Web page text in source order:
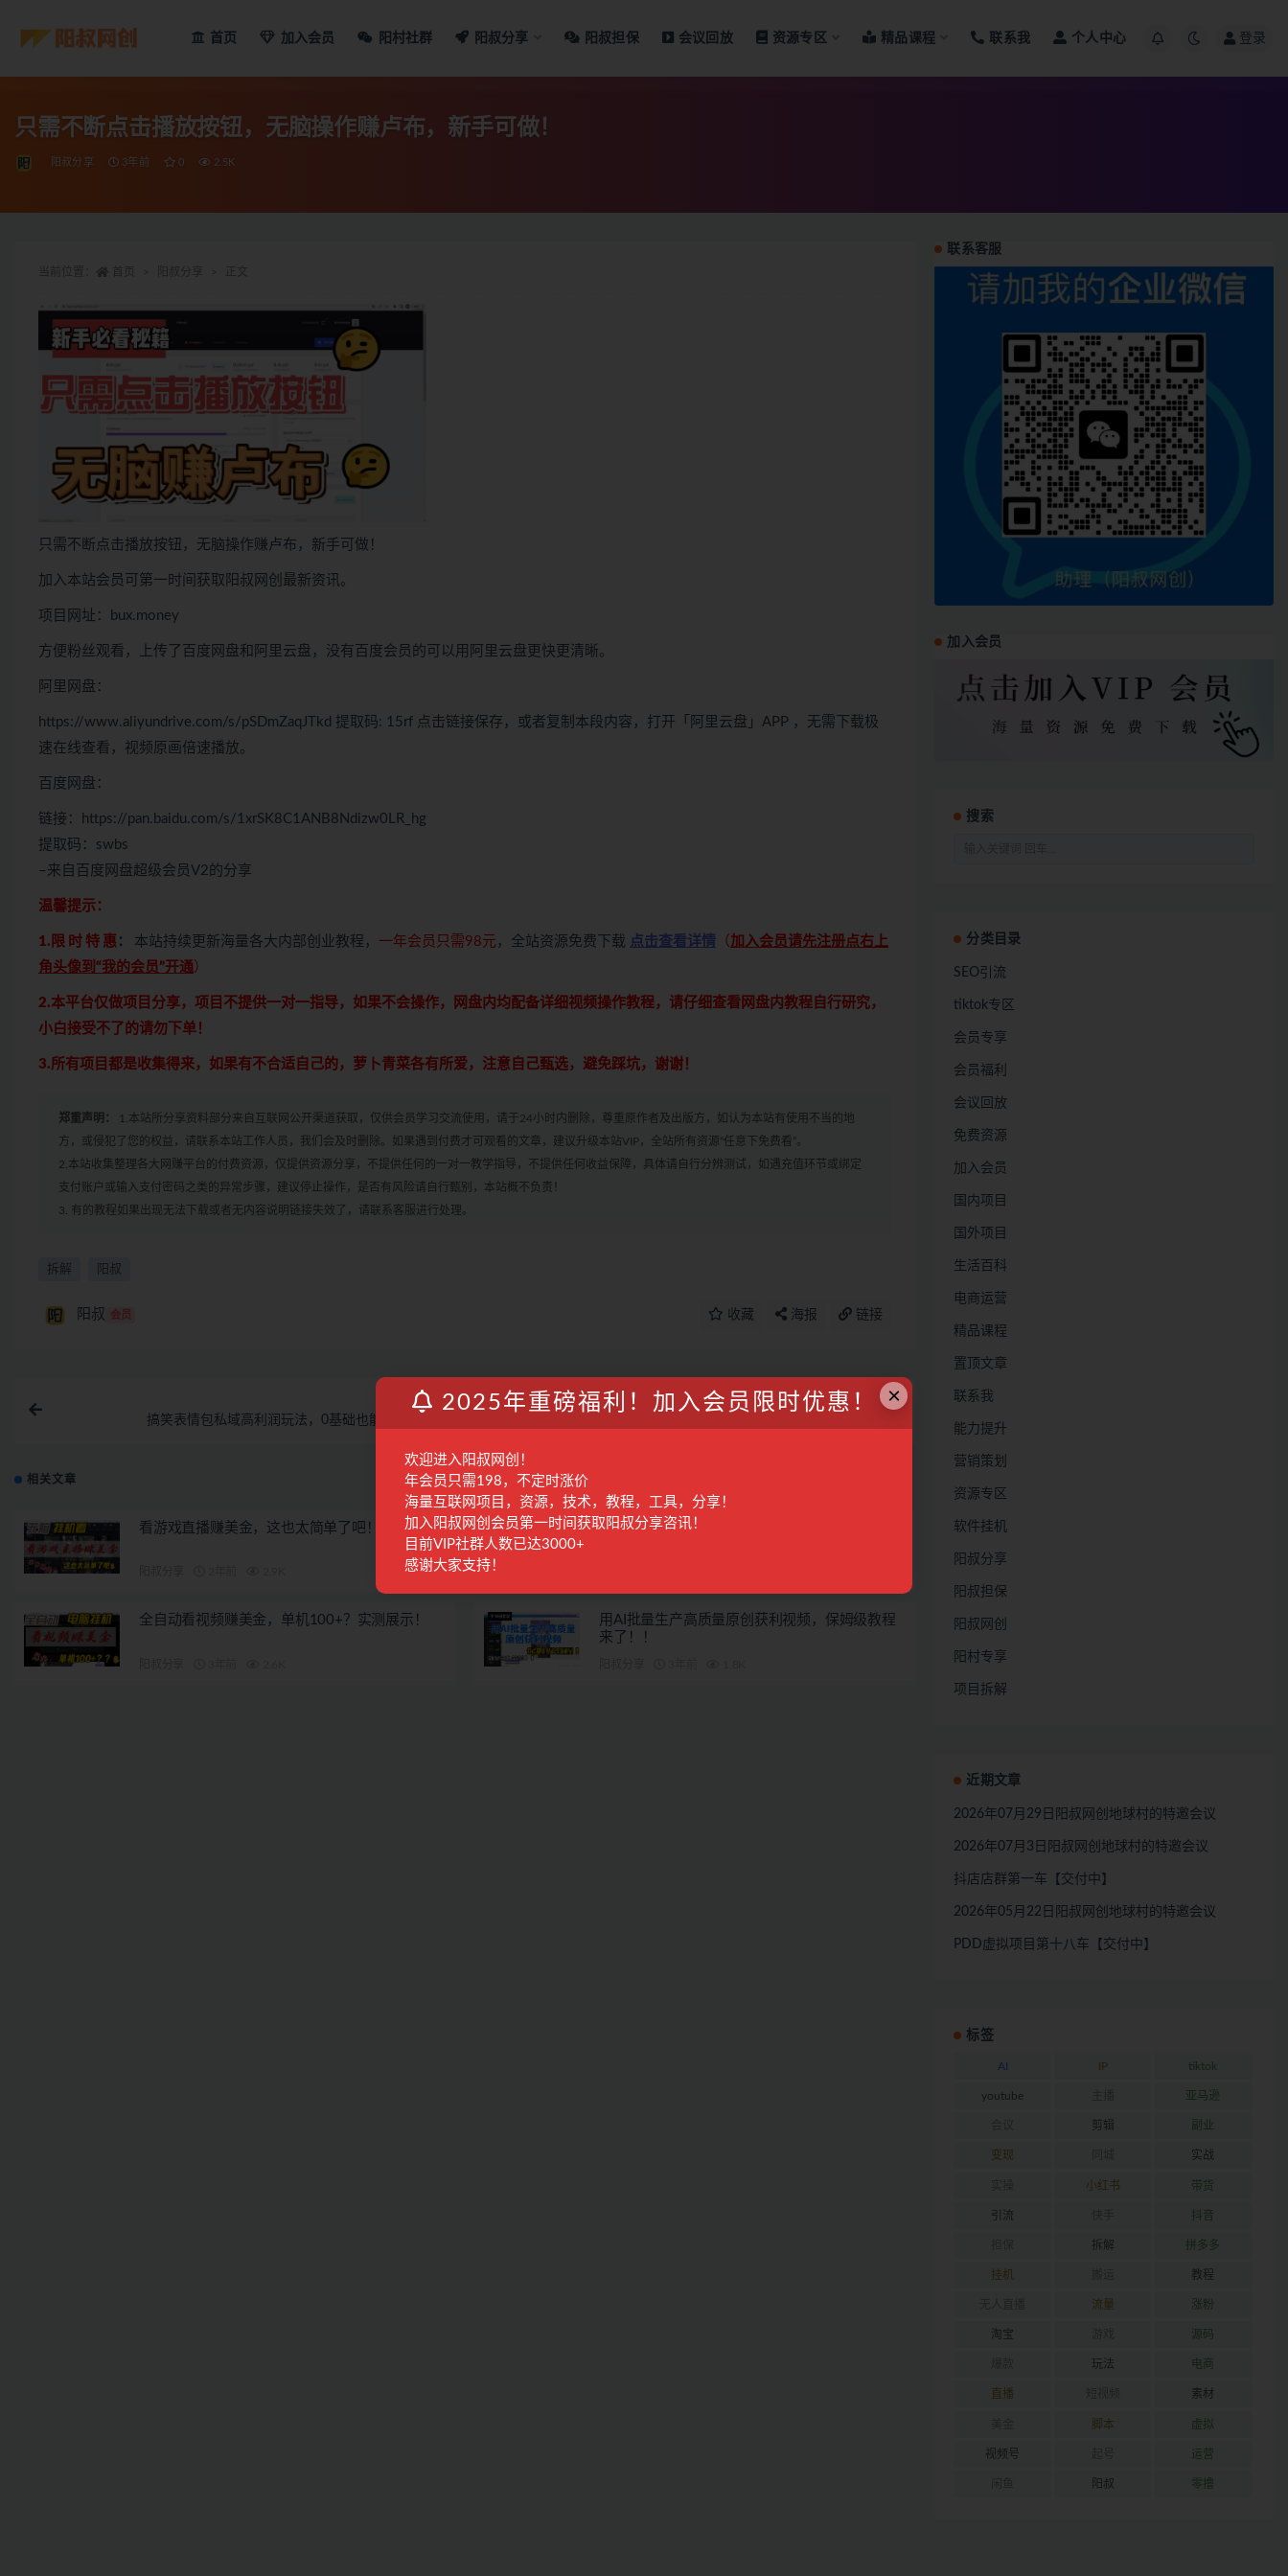
首页 加入会员 阳村社群 阳叔分享 阳叔担保 会议回放 资源专区 精品课程 联系我 个人中心 登录
只需不断点击播放按钮，无脑操作赚卢布，新手可做！
阳叔分享 3年前 0 2.5K
只需不断点击播放按钮，无脑操作赚卢布，新手可做！
加入本站会员可第一时间获取阳叔网创最新资讯。
项目网址：bux.money
方便粉丝观看，上传了百度网盘和阿里云盘，没有百度会员的可以用阿里云盘更快更清晰。
阿里网盘：
https://www.aliyundrive.com/s/pSDmZaqJTkd 提取码: 15rf 点击链接保存，或者复制本段内容，打开「阿里云盘」APP ，无需下载极
速在线查看，视频原画倍速播放。
百度网盘：
链接：https://pan.baidu.com/s/1xrSK8C1ANB8Ndizw0LR_hg
提取码：swbs
–来自百度网盘超级会员V2的分享
温馨提示：
1.限 时 特 惠 ： 本站持续更新海量各大内部创业教程， 一年会员只需98元 ，全站资源免费下载 点击查看详情 （ 加入会员请先注册点右上
角头像到“我的会员”开通 ）
2.本平台仅做项目分享，项目不提供一对一指导，如果不会操作，网盘内均配备详细视频操作教程，请仔细查看网盘内教程自行研究，
小白接受不了的请勿下单！
3.所有项目都是收集得来，如果有不合适自己的，萝卜青菜各有所爱，注意自己甄选，避免踩坑，谢谢！
郑重声明：
1.本站所分享资料部分来自互联网公开渠道获取，仅供会员学习交流使用，请于24小时内删除，尊重原作者及出版方，如认为本站有使用不当的地
方，或侵犯了您的权益，请联系本站工作人员，我们会及时删除。如果遇到付费才可观看的文章，建议升级本站VIP，全站所有资源“任意下免费看”。
2.本站收集整理各大网赚平台的付费资源，仅提供资源分享，不提供任何的一对一教学指导，不提供任何收益保障，具体请自行分辨测试，如遇充值环节或绑定
支付账户或输入支付密码之类的异常步骤，建议停止操作，是否有风险请自行甄别，本站概不负责！
3. 有的教程如果出现无法下载或者无内容说明链接失效了，请联系客服进行处理。
拆解 阳叔
阳叔 会员 收藏 海报 链接
上一篇
搞笑表情包私域高利润玩法，0基础也能日入200+
下一篇
相关文章
看游戏直播赚美金，这也太简单了吧！ 点击邮件赚美金，就是这么无脑！
全自动看视频赚美金，单机100+？实测展示！
用AI批量生产高质量原创获利视频，保姆级教程
来了！！
联系客服
加入会员
搜索
分类目录
SEO引流
tiktok专区
会员专享
会员福利
会议回放
免费资源
加入会员
国内项目
国外项目
生活百科
电商运营
精品课程
置顶文章
联系我
能力提升
营销策划
资源专区
软件挂机
阳叔分享
阳叔担保
阳叔网创
阳村专享
项目拆解
近期文章
2026年07月29日阳叔网创地球村的特邀会议
2026年07月3日阳叔网创地球村的特邀会议
抖店店群第一车【交付中】
2026年05月22日阳叔网创地球村的特邀会议
PDD虚拟项目第十八车【交付中】
标签
AI IP tiktok
youtube 亚马逊
剪辑 副业
变现 实战
小红书 带货
引流 抖音
拆解 拼多多
挂机 教程
流量 涨粉
淘宝 源码
玩法 电商
直播 素材
脚本 虚拟
视频号 运营
阳叔 零撸
×
2025年重磅福利！加入会员限时优惠！
欢迎进入阳叔网创！
年会员只需198，不定时涨价
海量互联网项目，资源，技术，教程，工具，分享！
加入阳叔网创会员第一时间获取阳叔分享咨讯！
目前VIP社群人数已达3000+
感谢大家支持！